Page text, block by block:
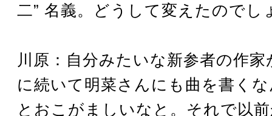
二” 名義。どうして変えたのでし
川原：自分みたいな新参者の作
に続いて明菜さんにも曲を書く
とおこがましいなと。それで以